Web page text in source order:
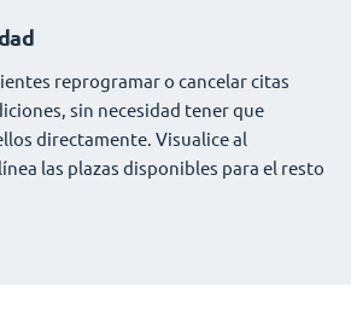
reprogramar o cancelar citas
sin necesidad tener que
directamente. Visualice al
las plazas disponibles para el resto